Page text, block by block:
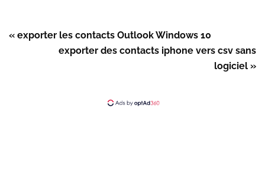
« exporter les contacts Outlook Windows 10
exporter des contacts iphone vers csv sans
logiciel »